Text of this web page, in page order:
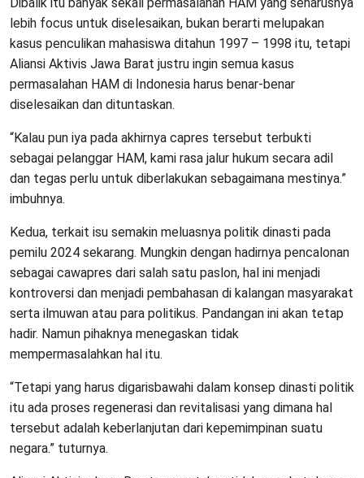
lebih focus untuk diselesaikan, bukan berarti melupakan
kasus penculikan mahasiswa ditahun 1997 – 1998 itu, tetapi
Aliansi Aktivis Jawa Barat justru ingin semua kasus
permasalahan HAM di Indonesia harus benar-benar
diselesaikan dan dituntaskan.
“Kalau pun iya pada akhirnya capres tersebut terbukti
sebagai pelanggar HAM, kami rasa jalur hukum secara adil
dan tegas perlu untuk diberlakukan sebagaimana mestinya.”
imbuhnya.
Kedua, terkait isu semakin meluasnya politik dinasti pada
pemilu 2024 sekarang. Mungkin dengan hadirnya pencalonan
sebagai cawapres dari salah satu paslon, hal ini menjadi
kontroversi dan menjadi pembahasan di kalangan masyarakat
serta ilmuwan atau para politikus. Pandangan ini akan tetap
hadir. Namun pihaknya menegaskan tidak
mempermasalahkan hal itu.
“Tetapi yang harus digarisbawahi dalam konsep dinasti politik
itu ada proses regenerasi dan revitalisasi yang dimana hal
tersebut adalah keberlanjutan dari kepemimpinan suatu
negara.” tuturnya.